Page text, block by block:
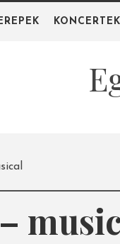
KONCERTEK